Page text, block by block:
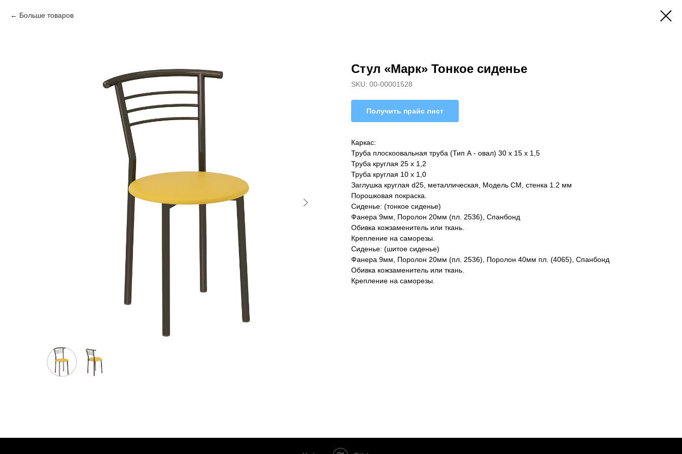
Больше товаров
Стул «Марк» Тонкое сиденье
SKU: 00-00001528
Получить прайс лист
Каркас:
Труба плоскоовальная труба (Тип А - овал) 30 х 15 х 1,5
Труба круглая 25 х 1,2
Труба круглая 10 х 1,0
Заглушка круглая d25, металлическая, Модель CM, стенка 1.2 мм
Порошковая покраска.
Сиденье: (тонкое сиденье)
Фанера 9мм, Поролон 20мм (пл. 2536), Спанбонд
Обивка кожзаменитель или ткань.
Крепление на саморезы.
Сиденье: (шитое сиденье)
Фанера 9мм, Поролон 20мм (пл. 2536), Поролон 40мм пл. (4065), Спанбонд
Обивка кожзаменитель или ткань.
Крепление на саморезы.